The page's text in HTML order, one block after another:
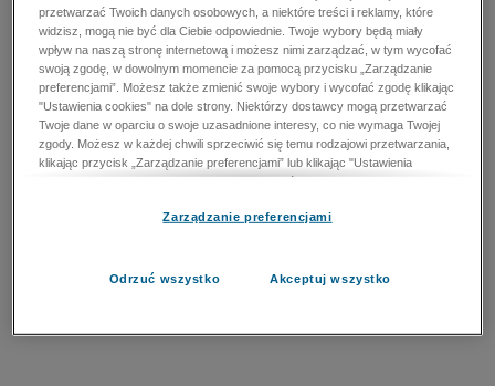
przetwarzać Twoich danych osobowych, a niektóre treści i reklamy, które
widzisz, mogą nie być dla Ciebie odpowiednie. Twoje wybory będą miały
wpływ na naszą stronę internetową i możesz nimi zarządzać, w tym wycofać
swoją zgodę, w dowolnym momencie za pomocą przycisku „Zarządzanie
preferencjami”. Możesz także zmienić swoje wybory i wycofać zgodę klikając
"Ustawienia cookies" na dole strony. Niektórzy dostawcy mogą przetwarzać
Twoje dane w oparciu o swoje uzasadnione interesy, co nie wymaga Twojej
zgody. Możesz w każdej chwili sprzeciwić się temu rodzajowi przetwarzania,
klikając przycisk „Zarządzanie preferencjami” lub klikając "Ustawienia
cookies" na dole strony. Nie możesz sprzeciwić się przetwarzaniu przez
zapobiegania oszustwom i naprawiania błędów, a w tym celu mogą zostać
przetwarzaniu danych osobowych w celu dostarczania i prezentacji reklam i
Zarządzanie preferencjami
Odrzuć wszystko Akceptuj wszystko